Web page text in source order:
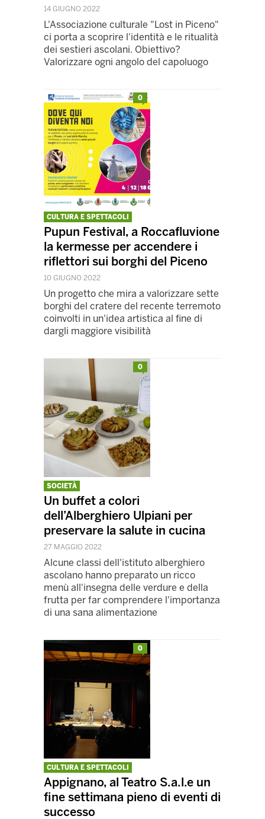
14 GIUGNO 2022
L'Associazione culturale "Lost in Piceno"
ci porta a scoprire l'identità e le ritualità
dei sestieri ascolani. Obiettivo?
Valorizzare ogni angolo del capoluogo
0
CULTURA E SPETTACOLI
Pupun Festival, a Roccafluvione
la kermesse per accendere i
riflettori sui borghi del Piceno
10 GIUGNO 2022
Un progetto che mira a valorizzare sette
borghi del cratere del recente terremoto
coinvolti in un'idea artistica al fine di
dargli maggiore visibilità
0
SOCIETÀ
Un buffet a colori
dell’Alberghiero Ulpiani per
preservare la salute in cucina
27 MAGGIO 2022
Alcune classi dell'istituto alberghiero
ascolano hanno preparato un ricco
menù all'insegna delle verdure e della
frutta per far comprendere l'importanza
di una sana alimentazione
0
CULTURA E SPETTACOLI
Appignano, al Teatro S.a.l.e un
fine settimana pieno di eventi di
successo